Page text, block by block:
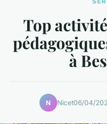
Top
à
N Nicet06/04/